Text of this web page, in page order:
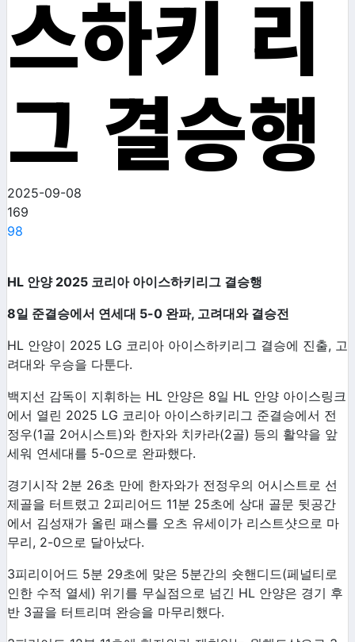
스하키 리
그 결승행
2025-09-08
169
98
HL 안양2025 코리아 아이스하키리그 결승행
8일 준결승에서 연세대 5-0 완파, 고려대와 결승전
HL 안양이 2025 LG 코리아 아이스하키리그 결승에 진출, 고
려대와 우승을 다툰다.
백지선 감독이 지휘하는 HL 안양은 8일 HL 안양 아이스링크
에서 열린 2025 LG 코리아 아이스하키리그 준결승에서 전
정우(1골 2어시스트)와 한자와 치카라(2골) 등의 활약을 앞
세워 연세대를 5-0으로 완파했다.
경기시작 2분 26초 만에 한자와가 전정우의 어시스트로 선
제골을 터트렸고 2피리어드 11분 25초에 상대 골문 뒷공간
에서 김성재가 올린 패스를 오츠 유세이가 리스트샷으로 마
무리, 2-0으로 달아났다.
3피리이어드 5분 29초에 맞은 5분간의 숏핸디드(페널티로
인한 수적 열세) 위기를 무실점으로 넘긴 HL 안양은 경기 후
반 3골을 터트리며 완승을 마무리했다.